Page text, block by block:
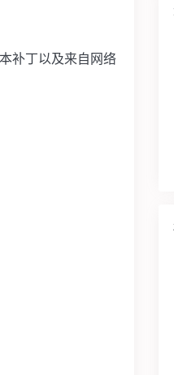
补丁以及来自网络